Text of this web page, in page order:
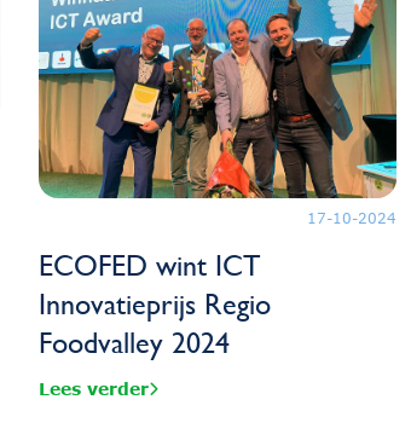
17-10-2024
ECOFED wint ICT
Innovatieprijs Regio
Foodvalley 2024
Lees verder